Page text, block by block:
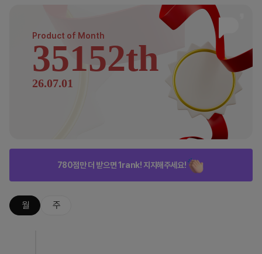
Product of Month
35152th
26.07.01
780점만 더 받으면 1rank! 지지해주세요!
월 주